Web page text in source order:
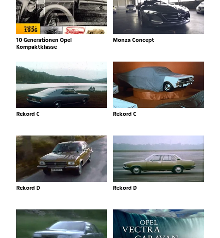
10 Generationen Opel
Kompaktklasse
Monza Concept
Rekord C Rekord C
Rekord D Rekord D